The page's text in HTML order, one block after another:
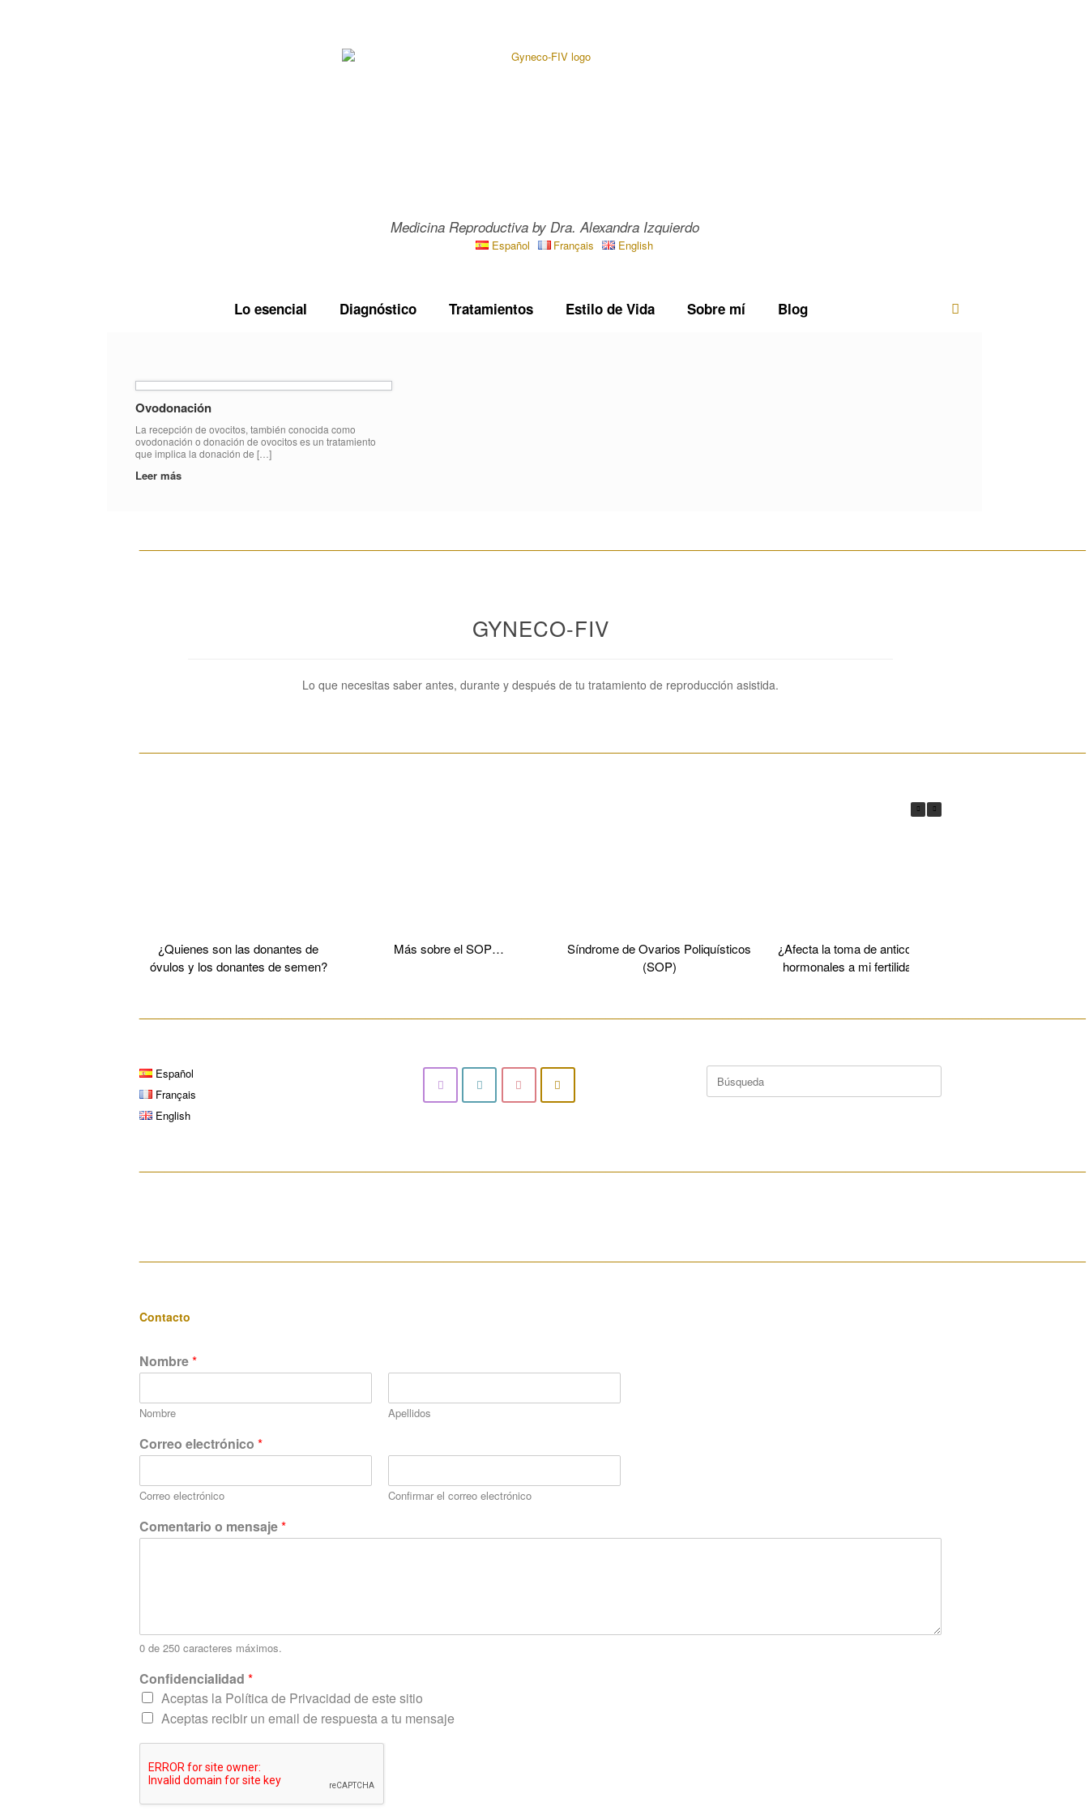
Medicina Reproductiva by Dra. Alexandra Izquierdo
Español Français English
Lo esencial Diagnóstico Tratamientos Estilo de Vida Sobre mí Blog
Ovodonación
La recepción de ovocitos, también conocida como
ovodonación o donación de ovocitos es un tratamiento
que implica la donación de […]
Leer más
GYNECO-FIV
Lo que necesitas saber antes, durante y después de tu tratamiento de reproducción asistida.
¿Quienes son las donantes de
óvulos y los donantes de semen?
Más sobre el SOP…
Síndrome de Ovarios Poliquísticos
(SOP)
¿Afecta la toma de anticonceptivos
hormonales a mi fertilidad futura?
Español
Français
English
Contacto
Nombre*
Nombre Apellidos
Correo electrónico *
Correo electrónico Confirmar el correo electrónico
N
o
e
n
a
j
e
C
o
d
Comentario o mensaje*
0 de 250 caracteres máximos.
Confidencialidad *
Aceptas la Política de Privacidad de este sitio
Aceptas recibir un email de respuesta a tu mensaje